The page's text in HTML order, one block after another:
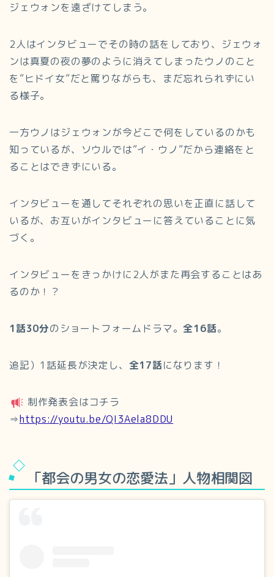
ジェウォンを遠ざけてしまう。
2人はインタビューでその時の話をしており、ジェウォ
ンは真夏の夜の夢のように消えてしまったウノのこと
を”ヒドイ女”だと罵りながらも、まだ忘れられずにい
る様子。
一方ウノはジェウォンが今どこで何をしているのかも
知っているが、ソウルでは”イ・ウノ”だから連絡をと
ることはできずにいる。
インタビューを通してそれぞれの思いを正直に話して
いるが、お互いがインタビューに答えていることに気
づく。
インタビューをきっかけに2人がまた再会することはあ
るのか！？
1話30分のショートフォームドラマ。全16話。
追記）1話延長が決定し、 全17話になります！
制作発表会はコチラ
⇒https://youtu.be/QI3Aela8DDU
「都会の男女の恋愛法」人物相関図